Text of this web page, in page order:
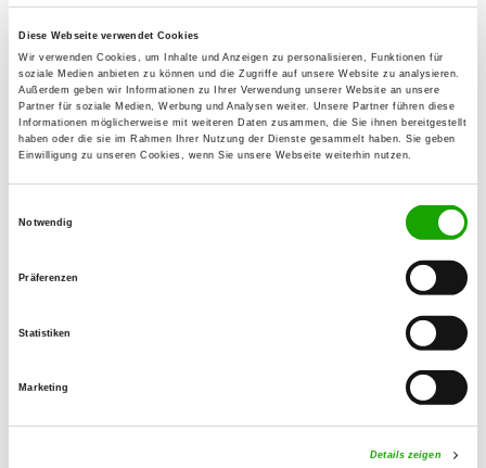
Diese Webseite verwendet Cookies
Wir verwenden Cookies, um Inhalte und Anzeigen zu personalisieren, Funktionen für
soziale Medien anbieten zu können und die Zugriffe auf unsere Website zu analysieren.
Außerdem geben wir Informationen zu Ihrer Verwendung unserer Website an unsere
Partner für soziale Medien, Werbung und Analysen weiter. Unsere Partner führen diese
Informationen möglicherweise mit weiteren Daten zusammen, die Sie ihnen bereitgestellt
haben oder die sie im Rahmen Ihrer Nutzung der Dienste gesammelt haben. Sie geben
Einwilligung zu unseren Cookies, wenn Sie unsere Webseite weiterhin nutzen.
Notwendig
Präferenzen
Statistiken
Marketing
Details zeigen
OG - Sachsenhausen
Details
Leutenthaler Str.
99439 Sachsenhausen
OG - Königsee/Thür.
OG - Apolda Jahnhöhe
Details
99510 Apolda